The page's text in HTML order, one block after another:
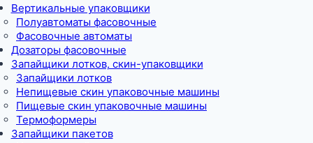
Вертикальные упаковщики
Полуавтоматы фасовочные
Фасовочные автоматы
Дозаторы фасовочные
Запайщики лотков, скин-упаковщики
Запайщики лотков
Непищевые скин упаковочные машины
Пищевые скин упаковочные машины
Термоформеры
Запайщики пакетов